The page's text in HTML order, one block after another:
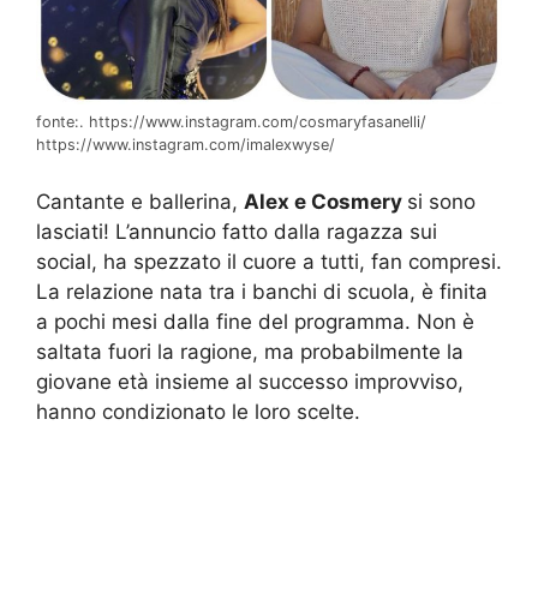
fonte:. https://www.instagram.com/cosmaryfasanelli/
https://www.instagram.com/imalexwyse/
Cantante e ballerina, Alex e Cosmery si sono
lasciati! L’annuncio fatto dalla ragazza sui
social, ha spezzato il cuore a tutti, fan compresi.
La relazione nata tra i banchi di scuola, è finita
a pochi mesi dalla fine del programma. Non è
saltata fuori la ragione, ma probabilmente la
giovane età insieme al successo improvviso,
hanno condizionato le loro scelte.